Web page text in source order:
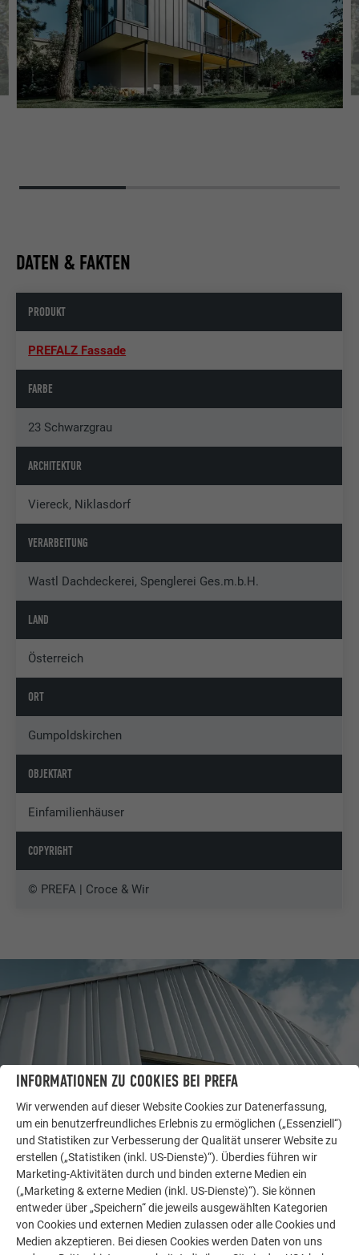
DATEN & FAKTEN
PRODUKT
PREFALZ Fassade
FARBE
23 Schwarzgrau
ARCHITEKTUR
Viereck, Niklasdorf
VERARBEITUNG
Wastl Dachdeckerei, Spenglerei Ges.m.b.H.
LAND
Österreich
ORT
Gumpoldskirchen
OBJEKTART
Einfamilienhäuser
COPYRIGHT
© PREFA | Croce & Wir
LASSEN SIE SICH INSPIRIEREN
WEITERE OBJEKTE
Die PREFA Referenzgalerie zeigt, wie vielseitig
Aluminium eingesetzt werden kann. Entdecken Sie
INFORMATIONEN ZU COOKIES BEI PREFA
Wir verwenden auf dieser Website Cookies zur Datenerfassung,
um ein benutzerfreundliches Erlebnis zu ermöglichen („Essenziell“)
und Statistiken zur Verbesserung der Qualität unserer Website zu
erstellen („Statistiken (inkl. US-Dienste)“). Überdies führen wir
Marketing-Aktivitäten durch und binden externe Medien ein
(„Marketing & externe Medien (inkl. US-Dienste)“). Sie können
entweder über „Speichern“ die jeweils ausgewählten Kategorien
von Cookies und externen Medien zulassen oder alle Cookies und
Medien akzeptieren. Bei diesen Cookies werden Daten von uns